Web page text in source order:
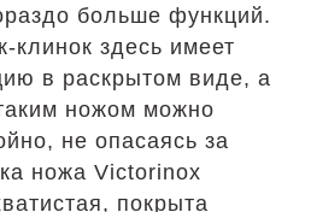
больше функций.
клинок здесь имеет
в раскрытом виде, а
ножом можно
не опасаясь за
ножа Victorinox
покрыта